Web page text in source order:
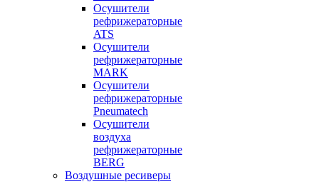
Осушители
рефрижераторные
ATS
Осушители
рефрижераторные
MARK
Осушители
рефрижераторные
Pneumatech
Осушители
воздуха
рефрижераторные
BERG
Воздушные ресиверы